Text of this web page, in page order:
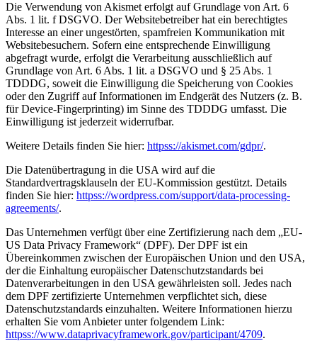
Die Verwendung von Akismet erfolgt auf Grundlage von Art. 6
Abs. 1 lit. f DSGVO. Der Websitebetreiber hat ein berechtigtes
Interesse an einer ungestörten, spamfreien Kommunikation mit
Websitebesuchern. Sofern eine entsprechende Einwilligung
abgefragt wurde, erfolgt die Verarbeitung ausschließlich auf
Grundlage von Art. 6 Abs. 1 lit. a DSGVO und § 25 Abs. 1
TDDDG, soweit die Einwilligung die Speicherung von Cookies
oder den Zugriff auf Informationen im Endgerät des Nutzers (z. B.
für Device-Fingerprinting) im Sinne des TDDDG umfasst. Die
Einwilligung ist jederzeit widerrufbar.
Weitere Details finden Sie hier: httpss://akismet.com/gdpr/.
Die Datenübertragung in die USA wird auf die
Standardvertragsklauseln der EU-Kommission gestützt. Details
finden Sie hier: httpss://wordpress.com/support/data-processing-
agreements/.
Das Unternehmen verfügt über eine Zertifizierung nach dem „EU-
US Data Privacy Framework“ (DPF). Der DPF ist ein
Übereinkommen zwischen der Europäischen Union und den USA,
der die Einhaltung europäischer Datenschutzstandards bei
Datenverarbeitungen in den USA gewährleisten soll. Jedes nach
dem DPF zertifizierte Unternehmen verpflichtet sich, diese
Datenschutzstandards einzuhalten. Weitere Informationen hierzu
erhalten Sie vom Anbieter unter folgendem Link:
httpss://www.dataprivacyframework.gov/participant/4709.